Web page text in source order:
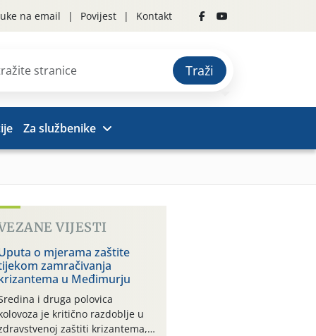
na email Povijest Kontakt
Traži
Za službenike
VIJESTI
o mjerama zaštite
zamračivanja
u Međimurju
i druga polovica
je kritično razdoblje u
zaštiti krizantema,